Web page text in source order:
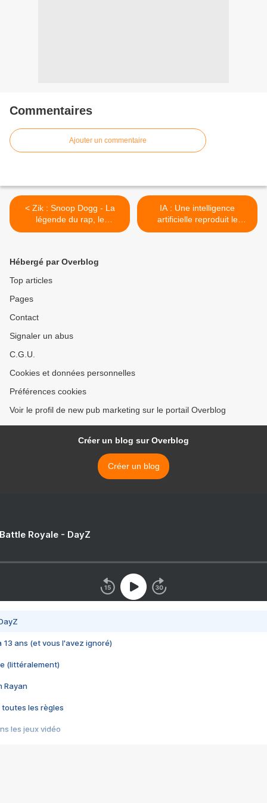
Commentaires
Ajouter un commentaire
< Zik : Snoop Dogg - La
légende du rap, le
documentaire à regarder !
IA : Une intelligence
artificielle reproduit le
visage de Jésus >
Hébergé par Overblog
Top articles
Pages
Contact
Signaler un abus
C.G.U.
Cookies et données personnelles
Préférences cookies
Voir le profil de new pub marketing sur le portail Overblog
Créer un blog sur Overblog
Créer un blog
Royale - DayZ
13 ans (et vous l'avez ignoré)
(littéralement)
Rayan
toutes les règles
les jeux vidéo